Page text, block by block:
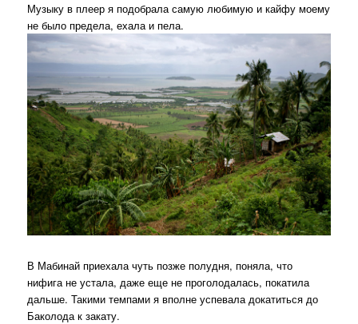
Музыку в плеер я подобрала самую любимую и кайфу моему
не было предела, ехала и пела.
В Мабинай приехала чуть позже полудня, поняла, что
нифига не устала, даже еще не проголодалась, покатила
дальше. Такими темпами я вполне успевала докатиться до
Баколода к закату.